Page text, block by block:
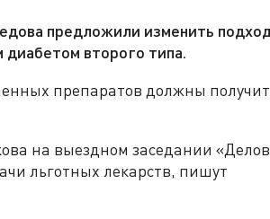
предложили изменить
диабетом второго типа.
препаратов должны
на выездном заседании
льготных лекарств, пишут